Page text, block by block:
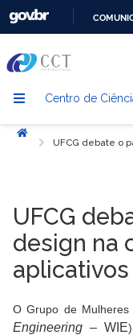
Centro de
Início
UFCG debate o
UFCG
design na
O Grupo de
Engineering – WIE